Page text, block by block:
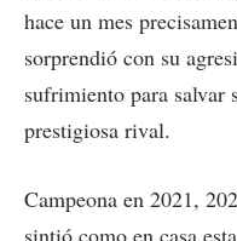
hace un mes
sorprendió con su
sufrimiento para salvar
prestigiosa rival.
Campeona en 2021,